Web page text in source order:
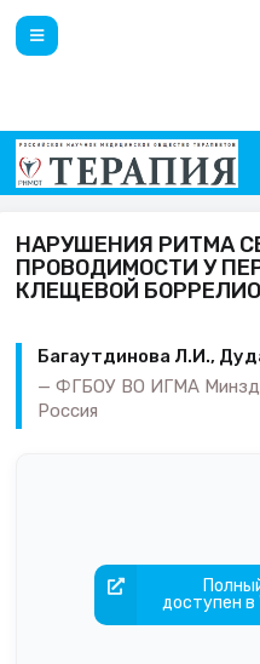
НАРУШЕНИЯ РИТМА
ПРОВОДИМОСТИ У
КЛЕЩЕВОЙ
Багаутдинова Л.И.,
ФГБОУ ВО ИГМА
Россия
доступен в